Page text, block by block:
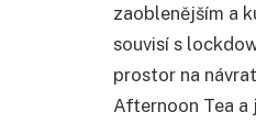
zaoblenějším a
souvisí s
prostor na
Afternoon Tea a